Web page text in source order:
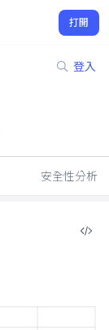
打開
登入
安全性分析